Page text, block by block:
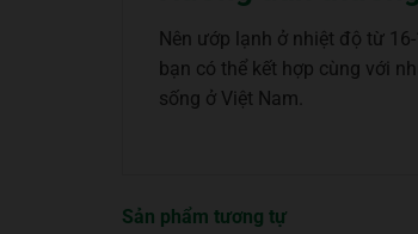
Nên ướp lạnh ở nhiệt độ từ
bạn có thể kết hợp cùng với
sống ở Việt Nam.
Sản phẩm tương tự